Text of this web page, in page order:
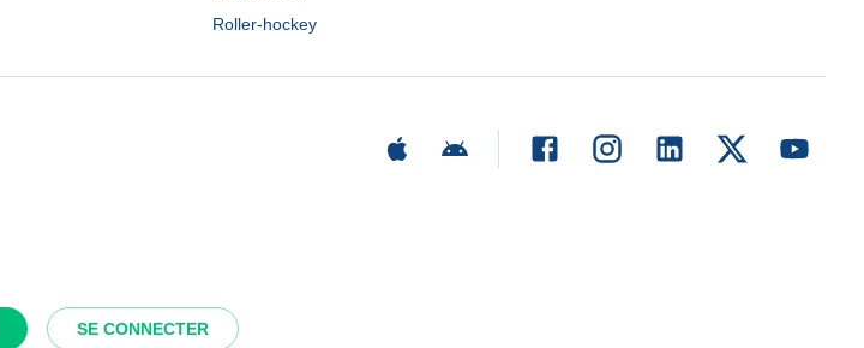
SE CONNECTER
Roller-hockey